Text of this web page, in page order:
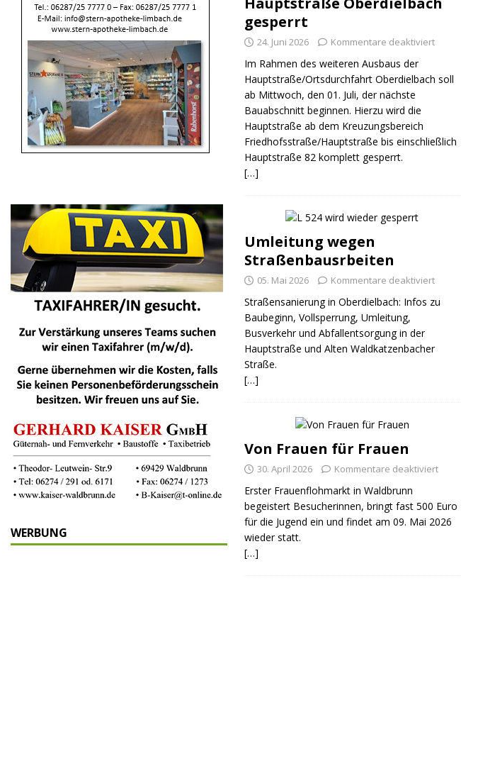
WERBUNG
gesperrt
24. Juni 2026 Kommentare deaktiviert
Im Rahmen des weiteren Ausbaus der
Hauptstraße/Ortsdurchfahrt Oberdielbach soll
ab Mittwoch, den 01. Juli, der nächste
Bauabschnitt beginnen. Hierzu wird die
Hauptstraße ab dem Kreuzungsbereich
Friedhofsstraße/Hauptstraße bis einschließlich
Hauptstraße 82 komplett gesperrt.
[…]
Umleitung wegen
Straßenbausrbeiten
05. Mai 2026 Kommentare deaktiviert
Straßensanierung in Oberdielbach: Infos zu
Baubeginn, Vollsperrung, Umleitung,
Busverkehr und Abfallentsorgung in der
Hauptstraße und Alten Waldkatzenbacher
Straße.
[…]
Von Frauen für Frauen
30. April 2026 Kommentare deaktiviert
Erster Frauenflohmarkt in Waldbrunn
begeistert Besucherinnen, bringt fast 500 Euro
für die Jugend ein und findet am 09. Mai 2026
wieder statt.
[…]